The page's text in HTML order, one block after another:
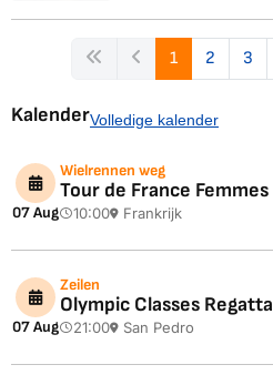
1 2 3
KalenderVolledige kalender
07 Aug
Wielrennen weg
Tour de France Femmes
10:00 Frankrijk
07 Aug
Zeilen
Olympic Classes Regatta
21:00 San Pedro